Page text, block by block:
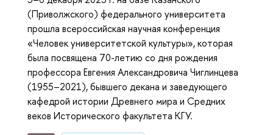
(Приволжского) федерального университета
прошла всероссийская научная конференция
«Человек университетской культуры», которая
была посвящена 70-летию со дня рождения
профессора Евгения Александровича Чиглинцева
(1955–2021), бывшего декана и заведующего
кафедрой истории Древнего мира и Средних
веков Исторического факультета КГУ.